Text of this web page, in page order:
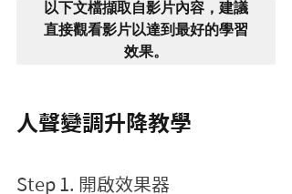
以下文檔擷取自影片內容，建議
直接觀看影片以達到最好的學習
效果。
人聲變調升降教學
Step 1. 開啟效果器